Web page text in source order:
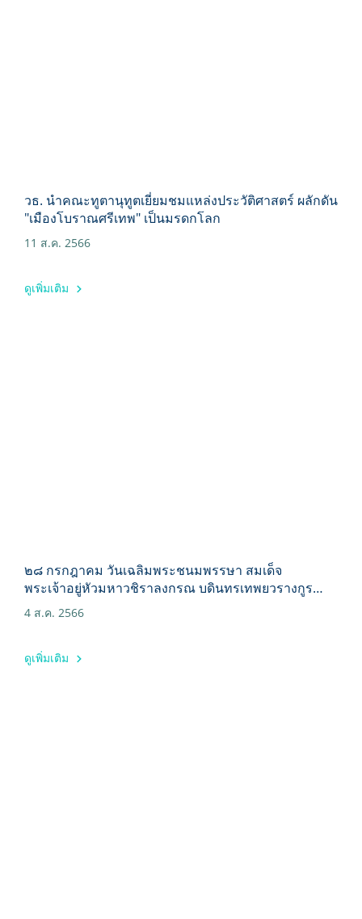
วธ. นำคณะทูตานุทูตเยี่ยมชมแหล่งประวัติศาสตร์ ผลักดัน
"เมืองโบราณศรีเทพ" เป็นมรดกโลก
11 ส.ค. 2566
ดูเพิ่มเติม
๒๘ กรกฎาคม วันเฉลิมพระชนมพรรษา สมเด็จ
พระเจ้าอยู่หัวมหาวชิราลงกรณ บดินทรเทพยวรางกูร
รัชกาลที่ ๑๐ ขอพระองค์ทรงพระเจริญ
4 ส.ค. 2566
ดูเพิ่มเติม